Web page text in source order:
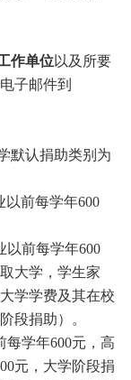
作单位以及所要
子邮件到
默认捐助类别为
前每学年600
以前每学年600
大学， 学生家
学学费及其在校
段捐助）。
每学年600元，高
元，大学阶段捐